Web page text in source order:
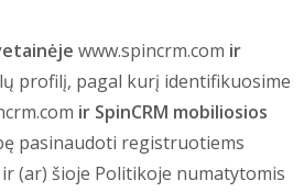
www.spincrm.com ir
profilį, pagal kurį identifikuosime
ir SpinCRM mobiliosios
pasinaudoti registruotiems
(ar) šioje Politikoje numatytomis